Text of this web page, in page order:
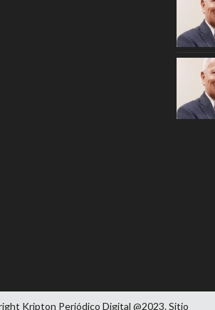
Kripton Periódico Digital @2023. Sitio